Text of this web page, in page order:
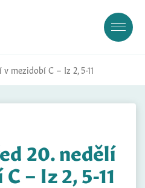
mezidobí C – Iz 2, 5-11
20. nedělí
– Iz 2, 5-11